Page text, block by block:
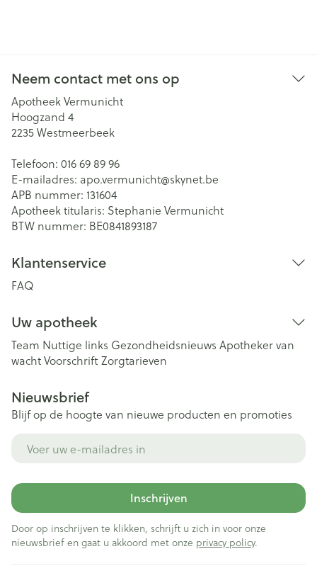
Neem contact met ons op
Apotheek Vermunicht
Hoogzand 4
2235Westmeerbeek
Telefoon: 016 69 89 96
E-mailadres: apo.vermunicht@skynet.be
APB nummer: 131604
Apotheek titularis: Stephanie Vermunicht
BTW nummer: BE0841893187
Klantenservice
FAQ
Uw apotheek
Team Nuttige links Gezondheidsnieuws Apotheker van
wachtVoorschriftZorgtarieven
Nieuwsbrief
Blijf op de hoogte van nieuwe producten en promoties
Inschrijven
Door op inschrijven te klikken, schrijft u zich in voor onze
nieuwsbrief en gaat u akkoord met onze privacy policy.